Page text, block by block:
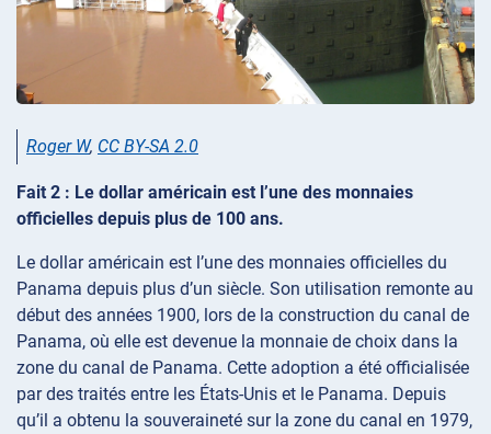
Roger W, CC BY-SA 2.0
Fait 2 : Le dollar américain est l’une des monnaies
officielles depuis plus de 100 ans.
Le dollar américain est l’une des monnaies officielles du
Panama depuis plus d’un siècle. Son utilisation remonte au
début des années 1900, lors de la construction du canal de
Panama, où elle est devenue la monnaie de choix dans la
zone du canal de Panama. Cette adoption a été officialisée
par des traités entre les États-Unis et le Panama. Depuis
qu’il a obtenu la souveraineté sur la zone du canal en 1979,